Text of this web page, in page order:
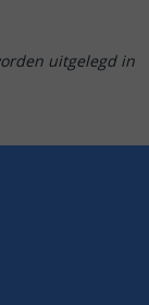
uitgelegd in